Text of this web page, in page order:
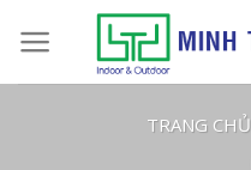
TRANG CHỦ